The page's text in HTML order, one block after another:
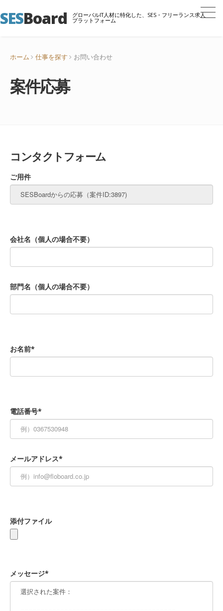
SESBoard グローバルIT人材に特化した、SES・フリーランス求人
プラットフォーム
ホーム 仕事を探す お問い合わせ
案件応募
コンタクトフォーム
ご用件
会社名（個人の場合不要）
部門名（個人の場合不要）
お名前*
電話番号*
メールアドレス*
添付ファイル
メッセージ*